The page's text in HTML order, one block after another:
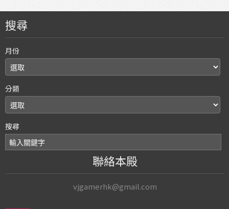
搜尋
月份
分類
搜尋
聯絡本殿
vjgamerhk@gmail.com